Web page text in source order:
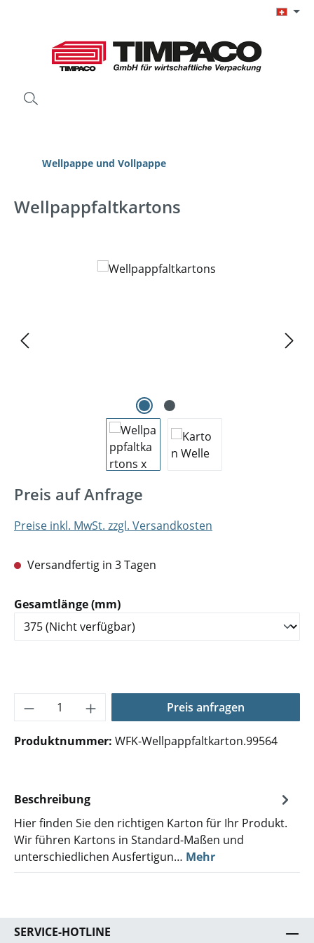
Wellpappe und Vollpappe
Wellpappfaltkartons
Bildergalerie überspringen
Preis auf Anfrage
Preise inkl. MwSt. zzgl. Versandkosten
Versandfertig in 3 Tagen
Gesamtlänge (mm)auswählen
Produkt Anzahl: Gib den gewünschten
Preis anfragen
Produktnummer: WFK-Wellpappfaltkarton.99564
Beschreibung
Hier finden Sie den richtigen Karton für Ihr Produkt.
Wir führen Kartons in Standard-Maßen und
unterschiedlichen Ausfertigun… Mehr
SERVICE-HOTLINE